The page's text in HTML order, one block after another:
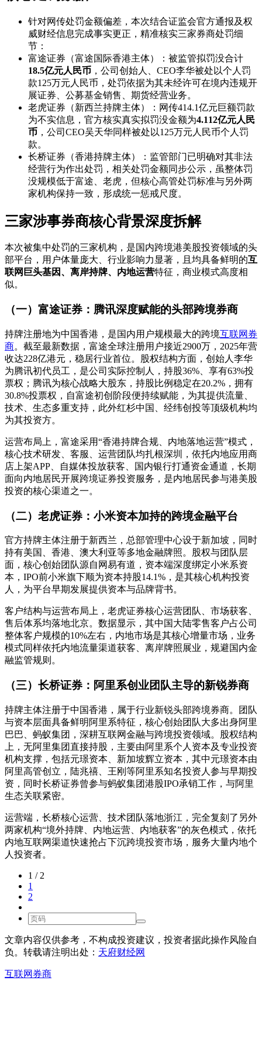
针对网传处罚金额偏差，本次结合证监会官方通报及权
威财经信息完成事实更正，精准核实三家券商处罚细
节：
富途证券（富途国际香港主体）：被监管拟罚没合计
18.5亿元人民币 ，公司创始人、CEO李华被处以个人罚
款125万元人民币，处罚依据为其未经许可在境内违规开
展证券、公募基金销售、期货经营业务。
老虎证券（新西兰持牌主体）：网传414.1亿元巨额罚款
为不实信息，官方核实真实拟罚没金额为4.112亿元人民
币 ，公司CEO吴天华同样被处以125万元人民币个人罚
款。
长桥证券（香港持牌主体）：监管部门已明确对其非法
经营行为作出处罚，相关处罚金额同步公示，虽整体罚
没规模低于富途、老虎，但核心高管处罚标准与另外两
家机构保持一致，形成统一惩戒尺度。
三家涉事券商核心背景深度拆解
本次被集中处罚的三家机构，是国内跨境港美股投资领域的头
部平台，用户体量庞大、行业影响力显著，且均具备鲜明的互
联网巨头基因、离岸持牌、内地运营特征，商业模式高度相
似。
（一）富途证券：腾讯深度赋能的头部跨境券商
持牌注册地为中国香港，是国内用户规模最大的跨境互联网券
商。截至最新数据，富途全球注册用户接近2900万，2025年营
收达228亿港元，稳居行业首位。股权结构方面，创始人李华
为腾讯初代员工，是公司实际控制人，持股36%、享有63%投
票权；腾讯为核心战略大股东，持股比例稳定在20.2%，拥有
30.8%投票权，自富途初创阶段便持续赋能，为其提供流量、
技术、生态多重支持，此外红杉中国、经纬创投等顶级机构均
为其投资方。
运营布局上，富途采用“香港持牌合规、内地落地运营”模式，
核心技术研发、客服、运营团队均扎根深圳，依托内地应用商
店上架APP、自媒体投放获客、国内银行打通资金通道，长期
面向内地居民开展跨境证券投资服务，是内地居民参与港美股
投资的核心渠道之一。
（二）老虎证券：小米资本加持的跨境金融平台
官方持牌主体注册于新西兰，总部管理中心设于新加坡，同时
持有美国、香港、澳大利亚等多地金融牌照。股权与团队层
面，核心创始团队源自网易有道，资本端深度绑定小米系资
本，IPO前小米旗下顺为资本持股14.1%，是其核心机构投资
人，为平台早期发展提供资本与品牌背书。
客户结构与运营布局上，老虎证券核心运营团队、市场获客、
售后体系均落地北京。数据显示，其中国大陆零售客户占公司
整体客户规模的10%左右，内地市场是其核心增量市场，业务
模式同样依托内地流量渠道获客、离岸牌照展业，规避国内金
融监管规则。
（三）长桥证券：阿里系创业团队主导的新锐券商
持牌主体注册于中国香港，属于行业新锐头部跨境券商。团队
与资本层面具备鲜明阿里系特征，核心创始团队大多出身阿里
巴巴、蚂蚁集团，深耕互联网金融与跨境投资领域。股权结构
上，无阿里集团直接持股，主要由阿里系个人资本及专业投资
机构支撑，包括元璟资本、新加坡辉立资本，其中元璟资本由
阿里高管创立，陆兆禧、王刚等阿里系知名投资人参与早期投
资，同时长桥证券曾参与蚂蚁集团港股IPO承销工作，与阿里
生态关联紧密。
运营端，长桥核心运营、技术团队落地浙江，完全复刻了另外
两家机构“境外持牌、内地运营、内地获客”的灰色模式，依托
内地互联网渠道快速抢占下沉跨境投资市场，服务大量内地个
人投资者。
1 / 2
1
2
文章内容仅供参考，不构成投资建议，投资者据此操作风险自
负。转载请注明出处： 天府财经网
互联网券商